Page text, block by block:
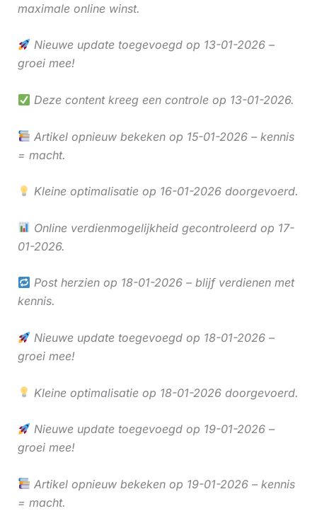
maximale online winst.
Nieuwe update toegevoegd op 13-01-2026 –
groei mee!
Deze content kreeg een controle op 13-01-2026.
Artikel opnieuw bekeken op 15-01-2026 – kennis
= macht.
Kleine optimalisatie op 16-01-2026 doorgevoerd.
Online verdienmogelijkheid gecontroleerd op 17-
01-2026.
Post herzien op 18-01-2026 – blijf verdienen met
kennis.
Nieuwe update toegevoegd op 18-01-2026 –
groei mee!
Kleine optimalisatie op 18-01-2026 doorgevoerd.
Nieuwe update toegevoegd op 19-01-2026 –
groei mee!
Artikel opnieuw bekeken op 19-01-2026 – kennis
= macht.